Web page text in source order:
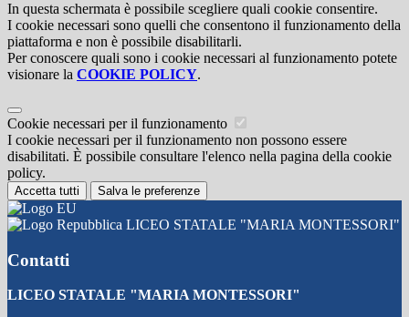
In questa schermata è possibile scegliere quali cookie consentire.
I cookie necessari sono quelli che consentono il funzionamento della
piattaforma e non è possibile disabilitarli.
Per conoscere quali sono i cookie necessari al funzionamento potete
visionare la COOKIE POLICY.
Cookie necessari per il funzionamento
I cookie necessari per il funzionamento non possono essere
disabilitati. È possibile consultare l'elenco nella pagina della cookie
policy.
Accetta tutti Salva le preferenze
LICEO STATALE "MARIA MONTESSORI"
Contatti
LICEO STATALE "MARIA MONTESSORI"